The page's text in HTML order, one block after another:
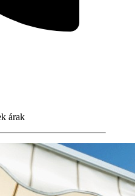
árak